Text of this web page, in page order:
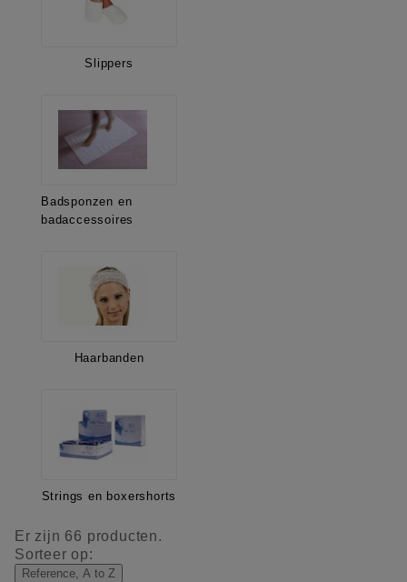
Slippers
Badsponzen en
badaccessoires
Haarbanden
Strings en boxershorts
Er zijn 66 producten.
Sorteer op:
Reference, A to Z